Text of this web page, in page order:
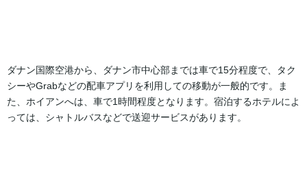
ダナン国際空港から、ダナン市中心部までは車で15分程度で、タク
シーやGrabなどの配車アプリを利用しての移動が一般的です。ま
た、ホイアンへは、車で1時間程度となります。宿泊するホテルによ
っては、シャトルバスなどで送迎サービスがあります。